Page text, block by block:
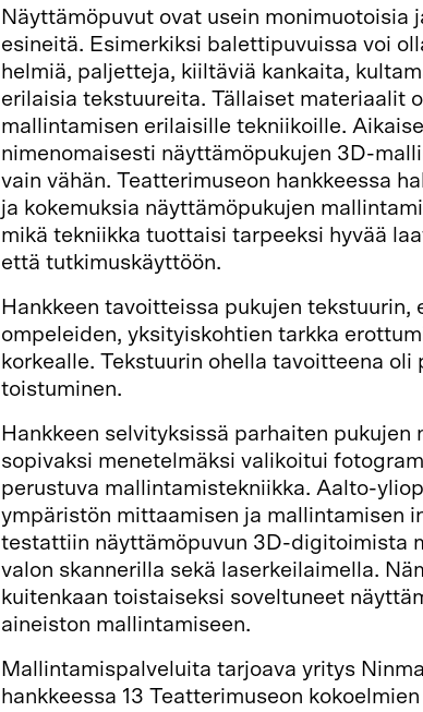
Näyttämöpuvut ovat usein monimuotoisia
esineitä. Esimerkiksi balettipuvuissa voi
helmiä, paljetteja, kiiltäviä kankaita,
erilaisia tekstuureita. Tällaiset materiaalit
mallintamisen erilaisille tekniikoille.
nimenomaisesti näyttämöpukujen 3D-
vain vähän. Teatterimuseon hankkeessa
ja kokemuksia näyttämöpukujen
mikä tekniikka tuottaisi tarpeeksi hyvää
että tutkimuskäyttöön.
Hankkeen tavoitteissa pukujen tekstuurin,
ompeleiden, yksityiskohtien tarkka
korkealle. Tekstuurin ohella tavoitteena oli
toistuminen.
Hankkeen selvityksissä parhaiten pukujen
sopivaksi menetelmäksi valikoitui
perustuva mallintamistekniikka. Aalto-
ympäristön mittaamisen ja mallintamisen
testattiin näyttämöpuvun 3D-digitoimista
valon skannerilla sekä laserkeilaimella.
kuitenkaan toistaiseksi soveltuneet
aineiston mallintamiseen.
Mallintamispalveluita tarjoava yritys
hankkeessa 13 Teatterimuseon